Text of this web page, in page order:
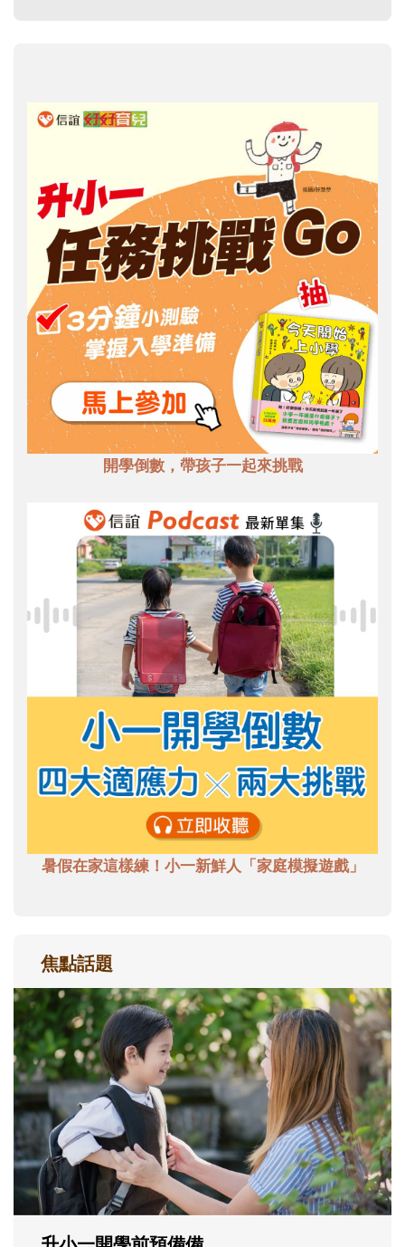
開學倒數，帶孩子一起來挑戰
暑假在家這樣練！小一新鮮人「家庭模擬遊戲」
焦點話題
和孩子一起長大的那個男人│讀懂父親的
不同模樣
沒有人天生就擅長當爸爸！男人總是在一次
次「前所未有」的體驗中，跟著孩子一起長
大。從給予安全感的肢體遊戲，到獨立自
主、角色認同及解決問題的能力養成。爸爸
正嘗試用不同的模樣，參與孩子每個重要的